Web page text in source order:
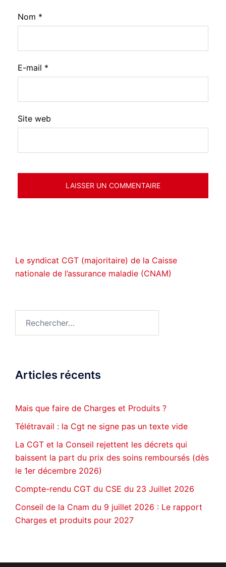
Nom *
E-mail *
Site web
Le syndicat CGT (majoritaire) de la Caisse
nationale de l’assurance maladie (CNAM)
Articles récents
Mais que faire de Charges et Produits ?
Télétravail : la Cgt ne signe pas un texte vide
La CGT et la Conseil rejettent les décrets qui
baissent la part du prix des soins remboursés (dès
le 1er décembre 2026)
Compte-rendu CGT du CSE du 23 Juillet 2026
Conseil de la Cnam du 9 juillet 2026 : Le rapport
Charges et produits pour 2027